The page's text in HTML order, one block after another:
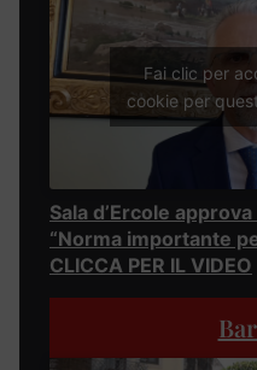
Fai clic per
cookie per
Sala d’Ercole
“Norma importante
CLICCA PER IL VIDEO